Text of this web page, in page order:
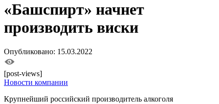
«Башспирт» начнет
производить виски
Опубликовано: 15.03.2022
[post-views]
Новости компании
Крупнейший российский производитель алкоголя